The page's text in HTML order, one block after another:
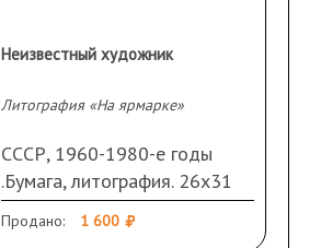
Неизвестный художник
Литография «На ярмарке»
СССР, 1960-1980-е годы
.Бумага, литография. 26х31
см (в свету). Монограмма
слева внизу: "ГВ"
Продано: 1 600